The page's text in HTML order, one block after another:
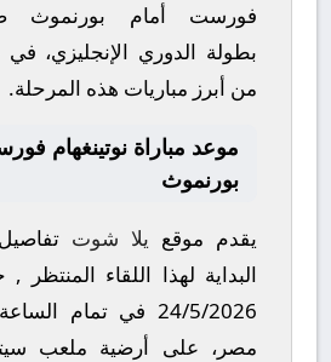
فورست أمام بورنموث
بطولة الدوري الإنجليزي، في
من أبرز مباريات هذه المرحلة.
موعد مباراة نوتينغهام
بورنموث
يقدم موقع يلا شوت
البداية لهذا اللقاء
24/5/2026في تمام الساعة
مصر، على أرضية ملعب